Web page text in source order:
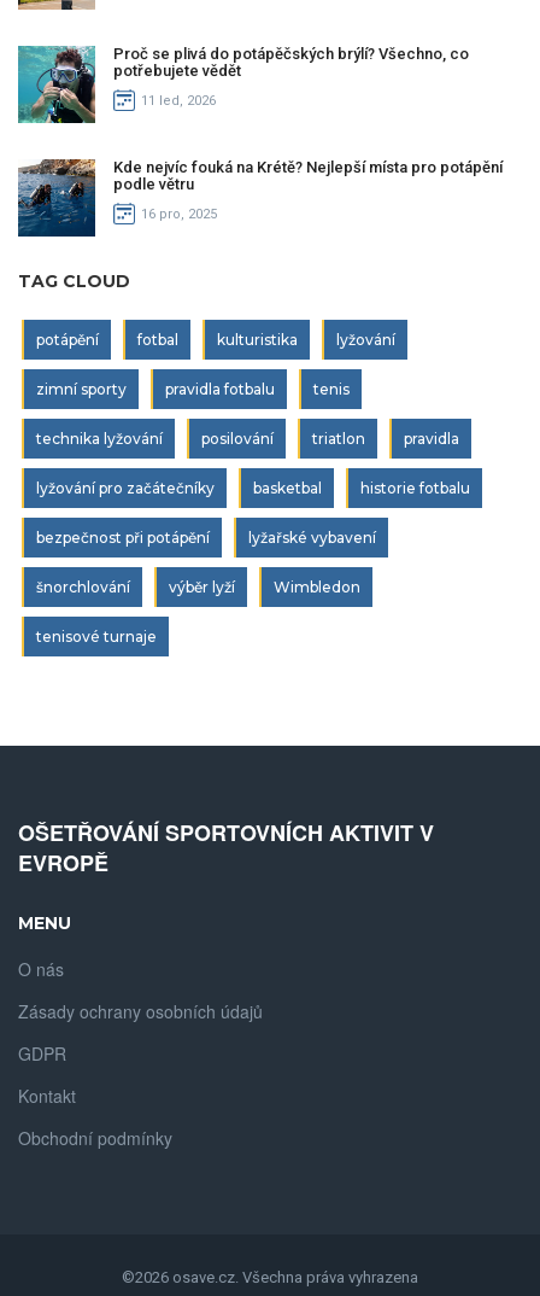
Proč se plivá do potápěčských brýlí? Všechno, co
potřebujete vědět
11 led, 2026
Kde nejvíc fouká na Krétě? Nejlepší místa pro potápění
podle větru
16 pro, 2025
TAG CLOUD
potápění fotbal kulturistika lyžování
zimní sporty pravidla fotbalu tenis
technika lyžování posilování triatlon pravidla
lyžování pro začátečníky basketbal historie fotbalu
bezpečnost při potápění lyžařské vybavení
šnorchlování výběr lyží Wimbledon
tenisové turnaje
OŠETŘOVÁNÍ SPORTOVNÍCH AKTIVIT V
EVROPĚ
MENU
O nás
Zásady ochrany osobních údajů
GDPR
Kontakt
Obchodní podmínky
©2026 osave.cz. Všechna práva vyhrazena